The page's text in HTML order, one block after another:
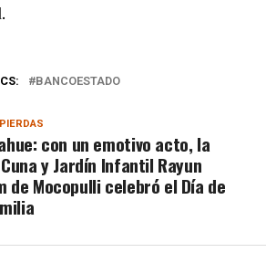
BANCOESTADO
con un emotivo acto, la
y Jardín Infantil Rayun
de Mocopulli celebró el Día de